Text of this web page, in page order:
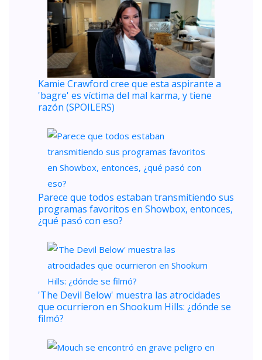
Kamie Crawford cree que esta aspirante a
'bagre' es víctima del mal karma, y ​​tiene
razón (SPOILERS)
Parece que todos estaban transmitiendo sus
programas favoritos en Showbox, entonces,
¿qué pasó con eso?
'The Devil Below' muestra las atrocidades
que ocurrieron en Shookum Hills: ¿dónde se
filmó?